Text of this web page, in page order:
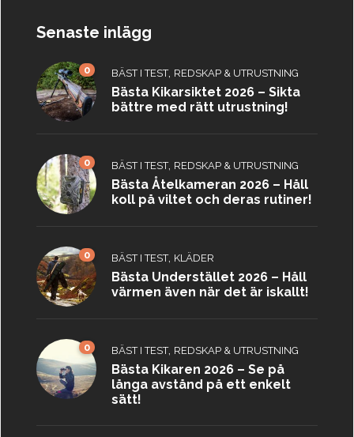
Senaste inlägg
0 BÄST I TEST, REDSKAP & UTRUSTNING
Bästa Kikarsiktet 2026 – Sikta
bättre med rätt utrustning!
0 BÄST I TEST, REDSKAP & UTRUSTNING
Bästa Åtelkameran 2026 – Håll
koll på viltet och deras rutiner!
0 BÄST I TEST, KLÄDER
Bästa Understället 2026 – Håll
värmen även när det är iskallt!
0 BÄST I TEST, REDSKAP & UTRUSTNING
Bästa Kikaren 2026 – Se på
långa avstånd på ett enkelt
sätt!